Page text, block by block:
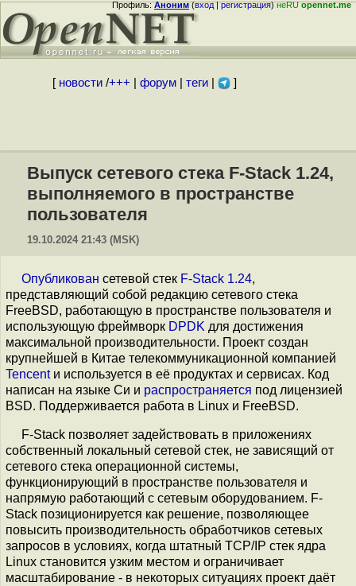
Профиль:Аноним(вход|регистрация)неRUopennet.me
[ новости/+++ форум| теги| ]
Выпуск сетевого стека F-Stack 1.24,
выполняемого в пространстве
пользователя
19.10.2024 21:43 (MSK)
Опубликован сетевой стек F-Stack 1.24,
представляющий собой редакцию сетевого стека
FreeBSD, работающую в пространстве пользователя и
использующую фреймворк DPDK для достижения
максимальной производительности. Проект создан
крупнейшей в Китае телекоммуникационной компанией
Tencentи используется в её продуктах и сервисах. Код
написан на языке Си и распространяется под лицензией
BSD. Поддерживается работа в Linux и FreeBSD.
F-Stack позволяет задействовать в приложениях
собственный локальный сетевой стек, не зависящий от
сетевого стека операционной системы,
функционирующий в пространстве пользователя и
напрямую работающий с сетевым оборудованием. F-
Stack позиционируется как решение, позволяющее
повысить производительность обработчиков сетевых
запросов в условиях, когда штатный TCP/IP стек ядра
Linux становится узким местом и ограничивает
масштабирование - в некоторых ситуациях проект даёт